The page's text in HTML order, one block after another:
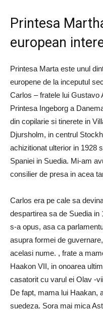
Printesa
european
Printesa Marta este unul
europene de la inceputul
Carlos – fratele lui Gustavo
Printesa Ingeborg a
din copilarie si tinerete in
Djursholm, in centrul
achizitionat ulterior in 1928
Spaniei in Suedia. Mi-am
consilier de presa in acea
Carlos era pe cale sa
despartirea sa de Suedia
s-a opus, asa ca
asupra formei de
acelasi nume. , frate a
Haakon VII, in onoarea
casatorit cu varul ei Olav -
De fapt, mama lui Haakan,
suedeza. Sora mai mica